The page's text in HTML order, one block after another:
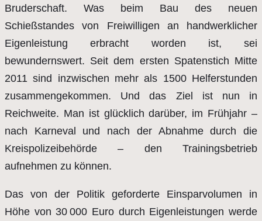
Bruderschaft. Was beim Bau des neuen
Schießstandes von Freiwilligen an handwerklicher
Eigenleistung erbracht worden ist, sei
bewundernswert. Seit dem ersten Spatenstich Mitte
2011 sind inzwischen mehr als 1500 Helferstunden
zusammengekommen. Und das Ziel ist nun in
Reichweite. Man ist glücklich darüber, im Frühjahr –
nach Karneval und nach der Abnahme durch die
Kreispolizeibehörde – den Trainingsbetrieb
aufnehmen zu können.
Das von der Politik geforderte Einsparvolumen in
Höhe von 30 000 Euro durch Eigenleistungen werde